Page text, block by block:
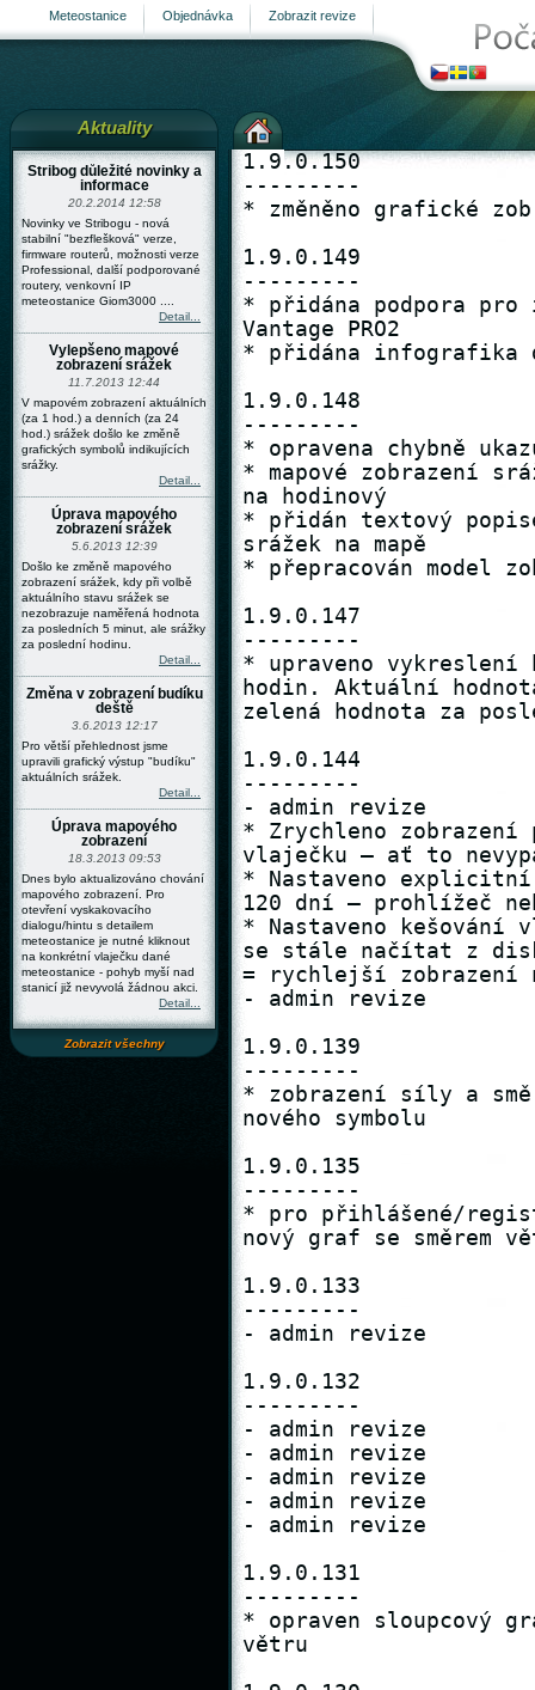
Zobrazit revize
Objednávka
Meteostanice
Aktuality
Stribog důležité novinky a
informace
20.2.2014 12:58
Novinky ve Stribogu - nová
stabilní "bezflešková" verze,
firmware routerů, možnosti verze
Professional, další podporované
routery, venkovní IP
meteostanice Giom3000 ....
Detail...
Vylepšeno mapové
zobrazení srážek
11.7.2013 12:44
V mapovém zobrazení aktuálních
(za 1 hod.) a denních (za 24
hod.) srážek došlo ke změně
grafických symbolů indikujících
srážky.
Detail...
Úprava mapového
zobrazení srážek
5.6.2013 12:39
Došlo ke změně mapového
zobrazení srážek, kdy při volbě
aktuálního stavu srážek se
nezobrazuje naměřená hodnota
za posledních 5 minut, ale srážky
za poslední hodinu.
Detail...
Změna v zobrazení budíku
deště
3.6.2013 12:17
Pro větší přehlednost jsme
upravili grafický výstup "budíku"
aktuálních srážek.
Detail...
Úprava mapového
zobrazení
18.3.2013 09:53
Dnes bylo aktualizováno chování
mapového zobrazení. Pro
otevření vyskakovacího
dialogu/hintu s detailem
meteostanice je nutné kliknout
na konkrétní vlaječku dané
meteostanice - pohyb myší nad
stanicí již nevyvolá žádnou akci.
Detail...
Zobrazit všechny
stránka
1.9.0.150
---------
* změněno grafické zobrazení na mapě srážek

1.9.0.149
---------
* přidána podpora pro intenzitu srážek u stanice Davis Vantage PRO2
* přidána infografika do budíků s aktuálními hodnotami

1.9.0.148
---------
* opravena chybně ukazující ručička v budíku srážek
* mapové zobrazení srážek změněno z 5 minutového intervalu na hodinový
* přidán textový popisek srážek v hintu nad symbolem srážek na mapě
* přepracován model zobrazování ikon srážek

1.9.0.147
---------
* upraveno vykreslení budíku z množstvím srážek za 24 hodin. Aktuální hodnota je počítána z posledních 60 minut, zelená hodnota za posledních 12 hodin

1.9.0.144
---------
- admin revize
* Zrychleno zobrazení průběhu načítání dat po kliknutí na vlaječku – ať to nevypadá, že se nic neděje
* Nastaveno explicitní „kešování“ teplotních vlaječek na 120 dní – prohlížeč nebude vlaječky stahovat pořád dokola
* Nastaveno kešování vlaječek teplot na serveru – nebudou se stále načítat z disku, ale uloží se do aplikační paměti = rychlejší zobrazení na klientovi
- admin revize

1.9.0.139
---------
* zobrazení síly a směru větru na mapě je provedeno pomocí nového symbolu

1.9.0.135
---------
* pro přihlášené/registrované uživatele je k dispozici nový graf se směrem větru

1.9.0.133
---------
- admin revize

1.9.0.132
---------
- admin revize
- admin revize
- admin revize
- admin revize
- admin revize

1.9.0.131
---------
* opraven sloupcový graf s průměrnou a maximální rychlostí větru 

1.9.0.130
---------
* oprava a vylepšení funkčnosti exportu naměřených data - Professional licence

1.9.0.129
---------
* oprava problémů s exportem data u professional licence

1.9.0.128
---------
* přidána automatická aktualizace mapy každých 5 minut se zobrazenými stanicemi - teplota, vítr, déšť
* přidána možnost filtrovat stanice podle kvality naměřených dat - na úvodní stránce s mapou
* přidána definice úrovní přesnosti meteo stanic: "default" = běžná, "medium" = certifikovaná stanice, "high" = certikovaná stanice a certifikovaná instalace
* přepracovány mapy - přechod na Google API3
* nové chování vyskakovacího okna na mapě - automatické zobrazení při najetí myši na značku, kliknutím na značku se info okno "připíchne" k mapě
* změna vzhledu info okna nad značkou na mapě
* načítání mapových bodů na pozadí bez nutnosti načítat celou stránku (při změně zobrazení - teplota, vítr, déšť)

1.9.0.127
---------
* pro licence typu "Professional" je nyní dostupný export naměřených dat

1.9.0.126
---------
* pro licence Standard a Profesional je v profilu (nastavení dané stanice) možnost zapnout "hlídače", který upozorní na výpadek meteostanice = neodesílání dat
* v uživatelském profilu je možnost zvolit si jazyk

1.9.0.125
---------
* do administrace vlastních "budíkových" pohledů byla přidána podpora pro dodatečné čidla teplot a vlhkosti a také pro nárazy větru a rosný bod
* ve vlastním "budíkovém" pohledu je již možný "proklik" na příslušný graf a byla také přidána grafika pro nápovědu a historii

1.9.0.124
---------
* podpora pro automatický výpočet rosného bodu, pokud jej stanice neposkytuje
- admin revize
- admin revize

1.9.0.123
---------
* podpora pro libovolné množství vlhkostních čidel
* podpora pro libovolné množství teplotních čidel

1.9.0.122
---------
* nové čárové grafy pro nárazy větru
- admin revize

1.9.0.121
---------
* podpora pro dodatečné teplotní čidla

1.9.0.120
---------
* oprava chybových zpráv při validací formuláře s objednávkou
- admin revize
- admin revize

1.9.0.119
---------
* zobrazení vlastního popisu čidla v grafu
* opraven chybný popisek u statistiky vnitřních grafů
- admin revize

1.9.0.118
---------
* zobrazení informačního textu v případě neexistence dat pro grafy

1.9.0.117
---------
- admin revize

1.9.0.116
---------
* oprava/změna čárových grafů = přesnější výpis časové osy, ostřejší grafika, tooltipy

1.9.0.115
---------
- admin revize
- admin revize
- admin revize

1.9.0.114
---------
- admin revize
* na stránce s aktuálními daty se již automaticky obnovuje také čas kdy došlo k poslednímu načtení dat
* seznam vlastních stanic (v levé části obrazovky) obnovuje svůj stav nyní každých 10 minut

1.9.0.113
---------
- admin revize

1.9.0.112
---------
- admin revize

1.9.0.111
---------
* oprava záhlaví tabulky s výpisem stanic pro Chrome
* oprava problému s diakritikou ve filtru meteostanic
* přidáno tlačítko pro reset filtru meteostanic
* podpora pro denní historii dodatečných teplotních čidel

1.9.0.110
---------
* sjednocení GUI prvků, standardizace ovládání
* ve výpise stanic je nový volba pro výběr pouze vlastních stanic
* změna grafického tématu dialogů a tlačítek
* při vytváření vlastních pohledů se nabízejí pouze stanice aktivní v poslední hodině

1.9.0.109
---------
* optimalizace rychlostí načítání budíků - aktuální stav
* stránka s budíku (aktuální stav) nyní automaticky obnovuje data každých 5 minut

1.9.0.108
---------
* použitá lepší kvalita obrázků s budíky naměřených hodnot
- admin revize

1.9.0.107
---------
* evidence přihlášených uživatelů a klientských aplikací

1.9.0.106
---------
- admin revize
- admin revize

1.9.0.105
---------
- admin revize
- admin revize
* v administraci (naměřené hodnoty) je dostupná informace o stavu čidla: OK, nepřipojeno, nepodporováno

1.9.0.104
---------
- admin revize
* v případě odhlášení se v místě minipohledu zobrazí chybová zpráva o nepovoleném přístupu
* oprava grafu vlhkosti - záměna s grafem teploty
* podpora pro budík s nárazy větru
* podpora pro grafy s nárazy větru

1.9.0.103
---------
* oprava nemožnosti zobrazit rychlou informaci o stanici na hlavní mapě
* oprava jazykové lokalizace při přepnutí z aktuálního pohledu na dato do historie - grafy
* v historii s grafy venkovní teploty byl odstraněn graf s 60 denním intervalem
* generování statistických dat teplot (průměr, minimum a maximum) nyní nově přepočítává data každý den zpětně za 30 dnů - bere v potaz také opětovně nahrané chybějící údaje

1.9.0.102
---------
* oprava zobrazovaní aktuálně naměřených dat z jiných časových pásem
* oprava zobrazení nedostupného čidla v minipohledu
* seznam revizí je dostupný nyní také v angličtině

1.9.0.101
---------
* optimalizace rychlost načítání "budíků" u vlastních uživatelsky definovaných pohledů
- admin revize

1.9.0.100
---------
* optimalizace načítání dat pro minipohled
* optimalizace rychlosti načítání detailu měření stanice - budíky
* bublina s rychlým přehledem naměřených hodnot na mapě byla rozšířena o minima a maxima (karta "Vše")

1.9.0.99
--------
- admin revize
* zrychlení zobrazování dat ve vyskakovací bublině na mapě
* minipohled - barevné zvýraznění čidel které mají výpadek
* oprava budíku pro zobrazení směru větru - hodnota SW

1.9.0.98
--------
- admin revize
- admin revize
- admin revize
* opraveno přetékání tabulky s naměřenými daty na stránce s mapou - hint
- admin revize

1.9.0.97
--------
- admin revize

1.9.0.96
--------
- admin revize
* chybová stránka v případě neexistence dané stránky nebo modulu
- admin revize
* v denních a týdenních grafech (teplota, tlak, vlhkost) je graficky znázorněn úsek z nedostupnými daty
* přidány grafy pro extra teplotní a extra vlhkostní čidla

1.9.0.95
--------
* UI pro výpisy pohledů
* oprava UI pro nastavení profilu
* edit pohledů UI

1.9.0.94
--------
* oprava chyby při ukládání uživatelského profilu - GPS
- admin revize
* nový modul pro definici vlastních "mini" pohledů na libovolné sensory
* v přehledu všech meteostanic je ve výběru zemí dostupný seznam pouze těch kde nějaká stanice je
- admin revize
* modul pro definici pohledů "budíků"
- admin revize
- admin revize
* zjednodušen přehled vlastních stanic v postraním sloupci
* zjednodušen info panel - seznam čidel a tabulka aktuálních hodnot, zvýraznění neaktivních čidel
* oprava prokliků do grafů srážek
* nepřihlášení - možnost nákupu stanice z info panelu
* lokalizace pro nákup stanic, UI a logika zobrazování
* oprava matoucího vzhledu combo boxu pro IE
* upozornění návštěvníka při použití IE6 a nižších
* oprava detekce sondy NG265NE v UI
* info panel - zobrazování větru pouze pokud je k dispozici
* nové typy budíků/gaugů pro UV index, vitr v mílích a ve stopách

1.9.0.93
--------
* podpora pro zobrazení extra teplotních a vlhkostních čidel - budíků

1.9.0.92
--------
* nástroj pro překlad obsahuje filtr pro text
* úprava ergonomie nástroje pro překlad
- admin revize
- admin revize
- admin revize
- admin revize
- admin revize
- admin revize

1.9.0.91
--------
- admin revize
* přepracován výběr země v meteostanicích
- admin revize
* seznam meteostanic si pamatuje naposledy použitý filtr
* přidána podpora pro zápis GPS pozice uživatele
* podpora pro vlastní nastavení přístupu na vybraná čidla - soukromá/večejná čidla

1.9.0.90
--------
- admin revize
* sjednocení zobrazování stavů stanic, popis stavů, lokalizace
* přidán přesný 7-denní graf teploty
* lokalizace map
* UI podpora pro nové stanice
* oprava detekce domén
- admin revize
* oprava loginu pro některé jazyky
* oprava horního menu pro některé jazyky
* prázdné aktuality se nezobrazují
* podpora pro Řecko
* oprava zobrazování mapy pro ne zcela zlokalizované jazyky
- admin revize
* seznam všech stanic UI
- admin revize
* optimalizace zobrazení aktuálních dat - budíky

1.9.0.89
--------
* optimalizace/zrychlení načítání seznamu meteostanic
- admin revize
* ve výpise vlastních meteostanic je dostupná informace o poslední aktivitě (ikonka a hint)
* v detailech stanic je dostupná ikona o poslední aktivitě
* oprava chyby při pokusu editovat nastavení vlastní stanice

1.9.0.88
--------
* oprava min / max času v textovém výpisu budíků
* UI textového výpisu budíků
* lokalizace textového výpisu budíků, doplnění informací
- admin revize
- admin revize
- admin revize
* v profilu uživatele je možné si vygenerovat nový bezpečnostní klíč pro přístup k datům z externích aplikací


1.9.0.87
--------
- admin revize
- admin revize
* přidán odkaz na fórum
* upraveny grafy srážek a rychlosti větru - osa Y zobrazuje také desetiny

1.9.